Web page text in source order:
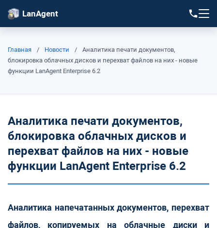
LanAgent
Главная / Новости /
Аналитика печати документов,
блокировка облачных дисков и перехват файлов на них - новые
функции LanAgent Enterprise 6.2
Аналитика печати документов,
блокировка облачных дисков и
перехват файлов на них - новые
функции LanAgent Enterprise 6.2
Аналитика напечатанных документов, перехват
файлов, копируемых на облачные диски и